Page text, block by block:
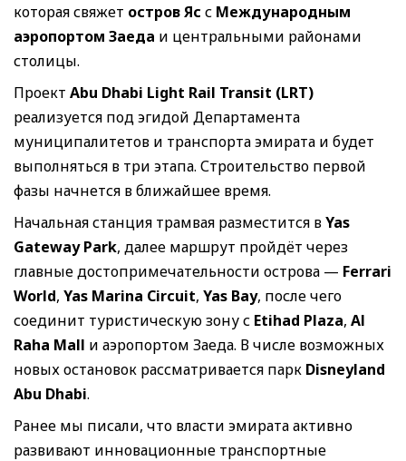
которая свяжет остров Ясс Международным
аэропортом Заеда и центральными районами
столицы.
Проект Abu Dhabi Light Rail Transit (LRT)
реализуется под эгидой Департамента
муниципалитетов и транспорта эмирата и будет
выполняться в три этапа. Строительство первой
фазы начнется в ближайшее время.
Начальная станция трамвая разместится вYas
Gateway Park, далее маршрут пройдёт через
главные достопримечательности острова — Ferrari
World, Yas Marina Circuit, Yas Bay, после чего
соединит туристическую зону с Etihad Plaza, Al
Raha Mall и аэропортом Заеда. В числе возможных
новых остановок рассматривается парк Disneyland
Abu Dhabi.
Ранее мы писали, что власти эмирата активно
развивают инновационные транспортные